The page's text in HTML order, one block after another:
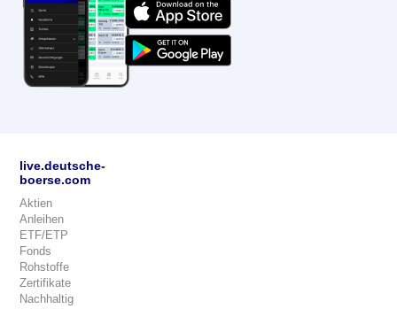
live.deutsche-
boerse.com
Aktien
Anleihen
ETF/ETP
Fonds
Rohstoffe
Zertifikate
Nachhaltig